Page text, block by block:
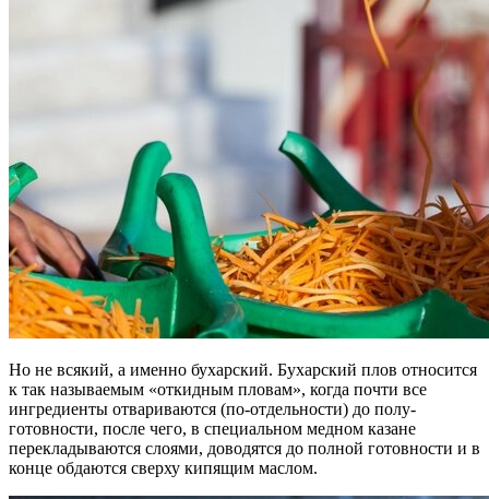
Но не всякий, а именно бухарский. Бухарский плов относится
к так называемым «откидным пловам», когда почти все
ингредиенты отвариваются (по-отдельности) до полу-
готовности, после чего, в специальном медном казане
перекладываются слоями, доводятся до полной готовности и в
конце обдаются сверху кипящим маслом.